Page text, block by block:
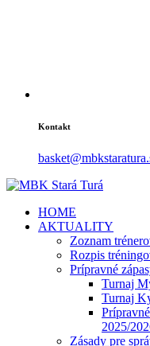
Kontakt
HOME
AKTUALITY
Zoznam
Rozpis
Prípravné
Turnaj
Turnaj
2025/
Zásady pre